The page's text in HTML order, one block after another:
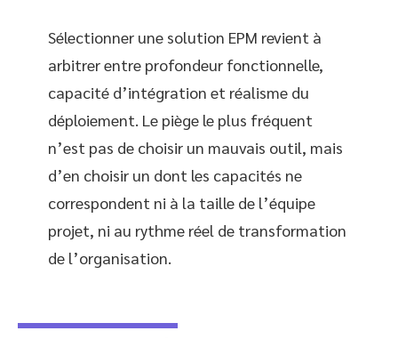
Sélectionner une solution EPM revient à
arbitrer entre profondeur fonctionnelle,
capacité d’intégration et réalisme du
déploiement. Le piège le plus fréquent
n’est pas de choisir un mauvais outil, mais
d’en choisir un dont les capacités ne
correspondent ni à la taille de l’équipe
projet, ni au rythme réel de transformation
de l’organisation.